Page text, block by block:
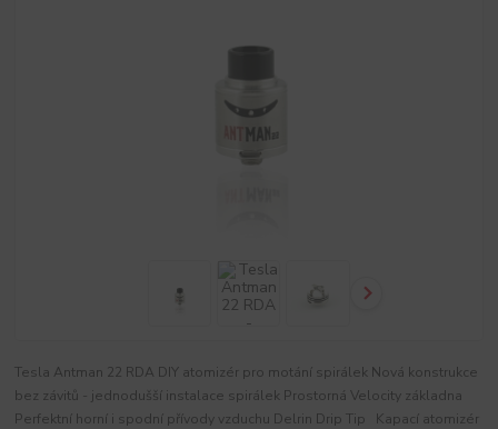
Tesla Antman 22 RDA DIY atomizér pro motání spirálek Nová konstrukce
bez závitů - jednodušší instalace spirálek Prostorná Velocity základna
Perfektní horní i spodní přívody vzduchu Delrin Drip Tip Kapací atomizér